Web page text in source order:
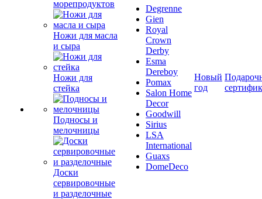
морепродуктов
Ножи для масла
и сыра
Ножи для
стейка
Подносы и
мелочницы
Доски
сервировочные
и разделочные
Degrenne
Gien
Royal
Crown
Derby
Esma
Dereboy
Pomax
Salon Home
Decor
Goodwill
Sirius
LSA
International
Guaxs
DomeDeco
Новый
год